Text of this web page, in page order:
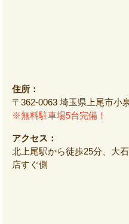
住所：
〒362-0063 埼玉県上尾市小
※無料駐車場5台完備！
アクセス：
北上尾駅から徒歩25分、大
店すぐ側